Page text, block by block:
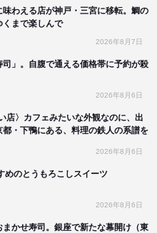
わえる店が神戸・三宮に移転。鯛の
くまで楽しんで
2026年8月7日
司」。自腹で通える価格帯に予約が殺
2026年8月6日
店〉カフェみたいな外観なのに、出
・下鴨にある、料理の鉄人の系譜を
2026年8月6日
めのとうもろこしスイーツ
2026年8月6日
かせ寿司。銀座で新たな幕開け（東